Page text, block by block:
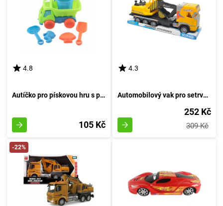
4.8
Autíčko pro pískovou hru s příslušenstvím 16 cm
105 Kč
4.3
Automobilový vak pro setrvačník
252 Kč
309 Kč
-22%